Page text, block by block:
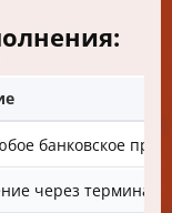
банковское
через